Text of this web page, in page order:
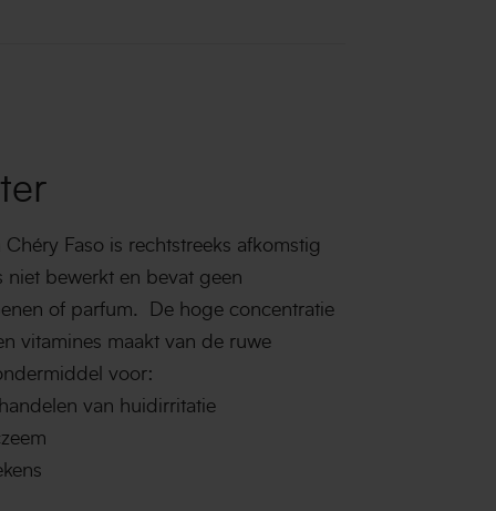
Chéry Faso is rechtstreeks afkomstig
niet bewerkt en bevat geen
of parfum. De hoge concentratie
vitamines maakt van de ruwe
voor:
van huidirritatie